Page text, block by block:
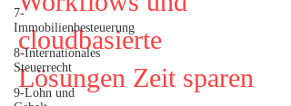
7-
Immobilienbesteuerung
8-Internationales
Steuerrecht
9-Lohn und
cloudbasierte
Lösungen Zeit sparen